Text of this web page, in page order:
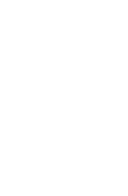
警察署に届け出を出す